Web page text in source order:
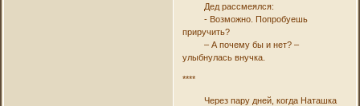
Дед рассмеялся:
- Возможно. Попробуешь
приручить?
– А почему бы и нет? –
улыбнулась внучка.
****
Через пару дней, когда Наташка